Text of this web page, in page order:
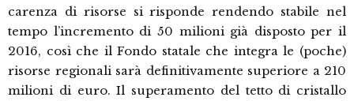
carenza di risorse si risponde rendendo stabile nel
tempo l’incremento di 50 milioni già disposto per il
2016, così che il Fondo statale che integra le (poche)
risorse regionali sarà definitivamente superiore a 210
milioni di euro. Il superamento del tetto di cristallo